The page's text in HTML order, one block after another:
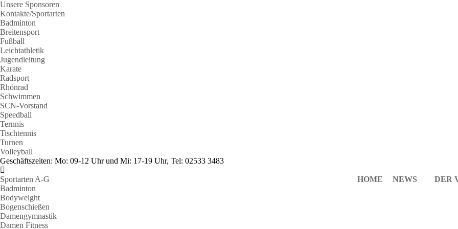
Unsere Sponsoren
Kontakte/Sportarten
Badminton
Breitensport
Fußball
Leichtathletik
Jugendleitung
Karate
Radsport
Rhönrad
Schwimmen
SCN-Vorstand
Speedball
Ternnis
Tischtennis
Turnen
Volleyball
Geschäftszeiten: Mo: 09-12 Uhr und Mi: 17-19 Uhr, Tel: 02533 3483
HOME NEWS DER
Sportarten A-G
Badminton
Bodyweight
Bogenschießen
Damengymnastik
Damen Fitness